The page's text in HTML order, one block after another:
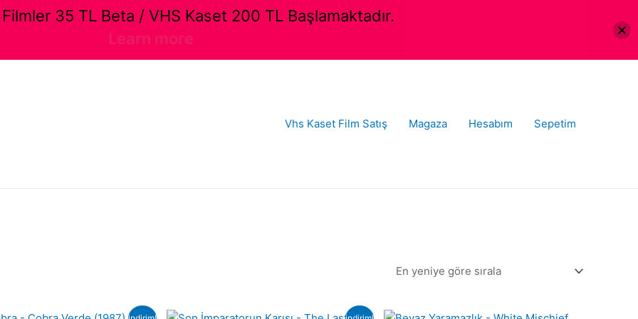
Vhs Kaset Film Satış Magaza Hesabım Sepetim
35 TL Beta / VHS Kaset 200 TL Başlamaktadır.
Learn more